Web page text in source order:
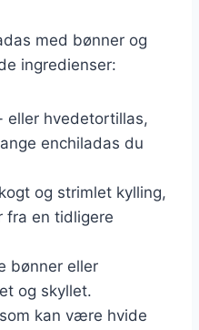
med bønner og
ingredienser:
eller hvedetortillas,
enchiladas du
og strimlet kylling,
fra en tidligere
bønner eller
og skyllet.
kan være hvide